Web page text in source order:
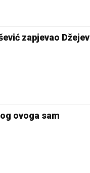
zapjevao Džejev
ovoga sam